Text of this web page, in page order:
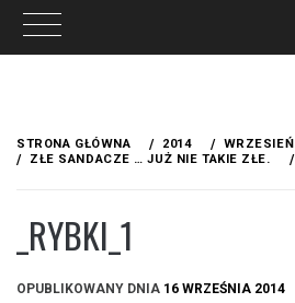
treści
STRONA GŁÓWNA 2014 WRZESIEŃ
ZŁE SANDACZE … JUŻ NIE TAKIE ZŁE.
_RYBKI_1
OPUBLIKOWANY DNIA 16 WRZEŚNIA 2014